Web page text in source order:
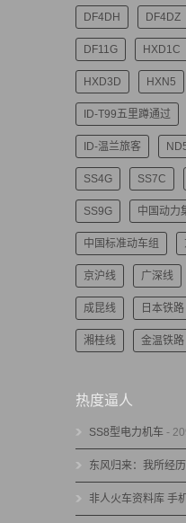
DF4DH DF4DZ
DF11G HXD1C
HXD3D HXN5
ID-T99五里蹲通过
ID-温兰旅客
SS4G SS7C
SS9G 中国动力
中国标准动车组
京沪线 广深线
成昆线 日本铁路
湘桂线 金温铁路
热度逼人
SS8型电力机车 -
东风归来：我所经
非人火车资料库 手